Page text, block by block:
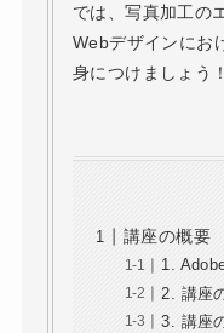
では、写真加工の
Webデザインにお
身につけましょう！
講座の概要
1.
2. 講座
3. 講座